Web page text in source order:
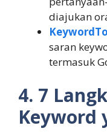
diajukan
saran
termasuk
4. 7
Keyword